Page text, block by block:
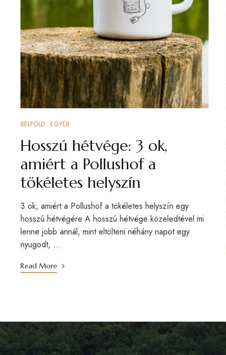
BELFÖLD EGYÉB
Hosszú hétvége: 3 ok,
amiért a Pollushof a
tökéletes helyszín
3 ok, amiért a Pollushof a tökéletes helyszín egy
hosszú hétvégére A hosszú hétvége közeledtével mi
lenne jobb annál, mint eltölteni néhány napot egy
nyugodt, …
Read More